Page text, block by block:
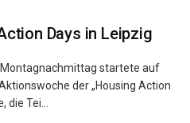
Days in Leipzig
Montagnachmittag startete auf
der „Housing Action
Tei...